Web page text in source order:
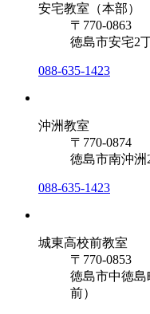
安宅教室（本部）
〒770-0863
徳島市安宅2
088-635-1423
沖洲教室
〒770-0874
徳島市南沖洲
088-635-1423
城東高校前教室
〒770-0853
徳島市中徳島
前）